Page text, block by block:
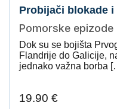
Probijači blokade
Pomorske epizode
Dok su se bojišta
Flandrije do Galicije,
jednako važna borba
19.90 €